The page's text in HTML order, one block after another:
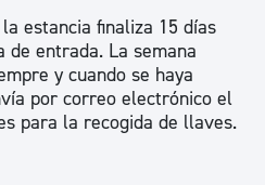
estancia finaliza 15 días
entrada. La semana
y cuando se haya
por correo electrónico el
para la recogida de llaves.